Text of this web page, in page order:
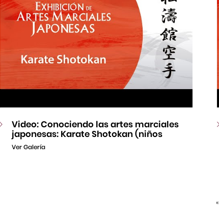
Video: Conociendo las artes marciales
japonesas: Karate Shotokan (niños
Ver Galería
«